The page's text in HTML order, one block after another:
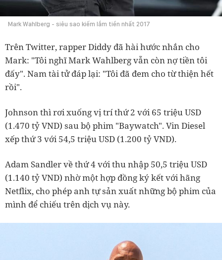
Mark Wahlberg - siêu sao kiếm lắm tiền nhất 2017
Trên Twitter, rapper Diddy đã hài hước nhắn cho
Mark: "Tôi nghĩ Mark Wahlberg vẫn còn nợ tiền tôi
đấy". Nam tài tử đáp lại: "Tôi đã đem cho từ thiện hết
rồi".
Johnson thì rơi xuống vị trí thứ 2 với 65 triệu USD
(1.470 tỷ VND) sau bộ phim "Baywatch". Vin Diesel
xếp thứ 3 với 54,5 triệu USD (1.200 tỷ VND).
Adam Sandler về thứ 4 với thu nhập 50,5 triệu USD
(1.140 tỷ VND) nhờ một hợp đồng ký kết với hãng
Netflix, cho phép anh tự sản xuất những bộ phim của
mình để chiếu trên dịch vụ này.